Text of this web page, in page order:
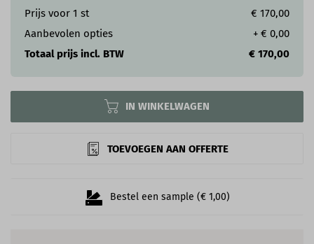
Prijs voor 1 st
€ 170,00
Aanbevolen opties
+ € 0,00
Totaal prijs incl. BTW
€ 170,00
Bestel een sample (€ 1,00)
IN WINKELWAGEN
TOEVOEGEN AAN OFFERTE